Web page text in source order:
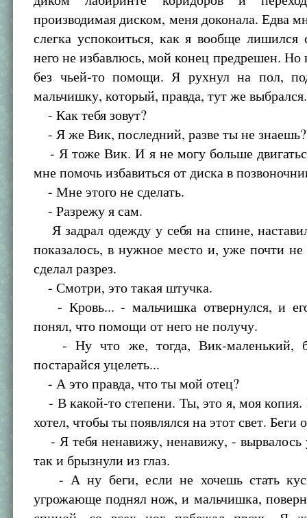
производимая диском, меня доконала. Едва
слегка успокоиться, как я вообще
него не избавлюсь, мой конец предрешен. Но
без чьей-то помощи. Я рухнул на пол,
мальчишку, который, правда, тут же выбрался.
- Как тебя зовут?
- Я же Вик, последний, разве ты не знаешь?
- Я тоже Вик. И я не могу больше
мне помочь избавиться от диска в
- Мне этого не сделать.
- Разрежу я сам.
Я задрал одежду у себя на спине,
показалось, в нужное место и, уже почти не
сделал разрез.
- Смотри, это такая штучка.
- Кровь... - мальчишка отвернулся, и
понял, что помощи от него не получу.
- Ну что же, тогда, Вик-маленький,
постарайся уцелеть...
- А это правда, что ты мой отец?
- В какой-то степени. Ты, это я, моя копия.
хотел, чтобы ты появлялся на этот свет. Беги
- Я тебя ненавижу, ненавижу, - вырвалось
так и брызнули из глаз.
- А ну беги, если не хочешь стать
угрожающе поднял нож, и мальчишка,